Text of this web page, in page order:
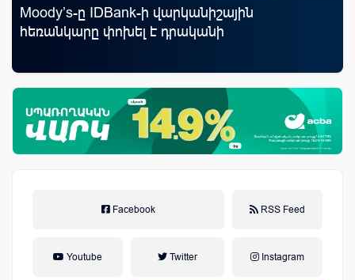
Moody’s-ը IDBank-ի վարկանիշային
հեռանկարը փոխել է դրականի
Facebook RSS Feed
Youtube Twitter Instagram